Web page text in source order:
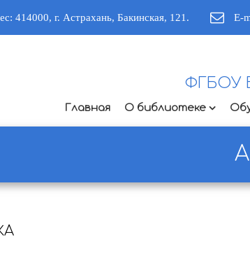
414000, г. Астрахань, Бакинская, 121. E-
ФГБОУ
Главная О библиотеке